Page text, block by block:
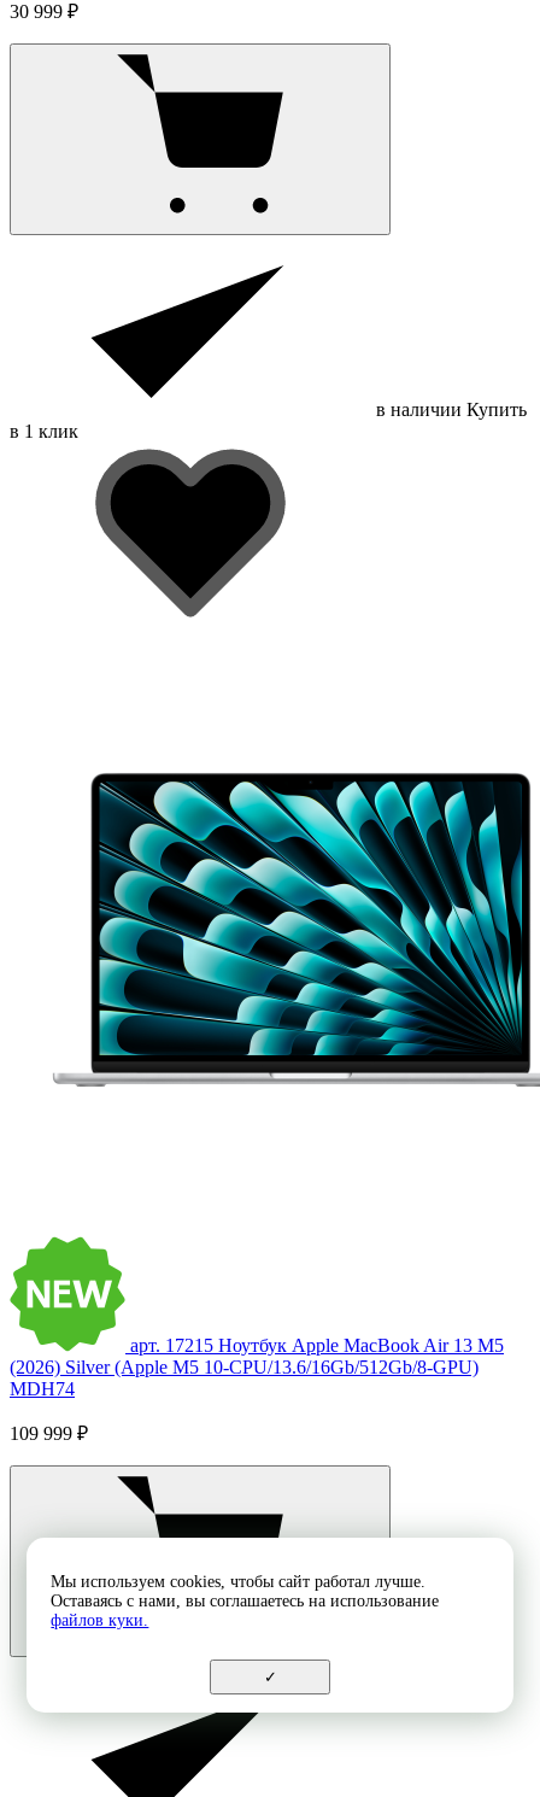
30 999 ₽
в наличии Купить
в 1 клик
арт. 17215 Ноутбук Apple MacBook Air 13 M5
(2026) Silver (Apple M5 10-CPU/13.6/16Gb/512Gb/8-GPU)
MDH74
109 999 ₽
Мы используем cookies, чтобы сайт работал лучше.
Оставаясь с нами, вы соглашаетесь на использование
файлов куки.
✓